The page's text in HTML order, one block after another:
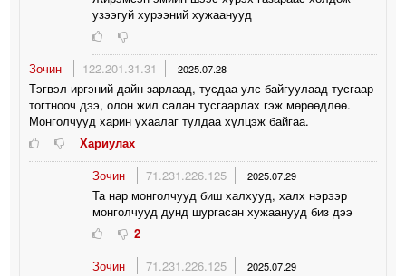
узээгуй хурээний хужаанууд
Зочин 122.201.31.31 2025.07.28
Тэгвэл иргэний дайн зарлаад, тусдаа улс байгуулаад тусгаар
тогтнооч дээ, олон жил салан тусгаарлах гэж мөрөөдлөө.
Монголчууд харин ухаалаг тулдаа хүлцэж байгаа.
Хариулах
Зочин
71.231.226.125 2025.07.29
Та нар монголчууд биш халхууд, халх нэрээр
монголчууд дунд шургасан хужаанууд биз дээ
2
Зочин
71.231.226.125 2025.07.29